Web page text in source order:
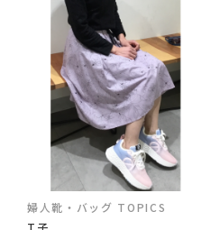
婦人靴・バッグ TOPICS
T子